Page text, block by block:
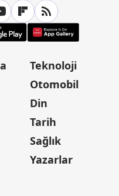
Teknoloji
Otomobil
Din
Tarih
Sağlık
Yazarlar